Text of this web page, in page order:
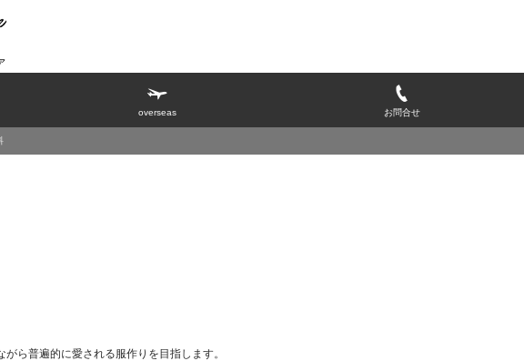
overseas お問合せ
ら普遍的に愛される服作りを目指します。